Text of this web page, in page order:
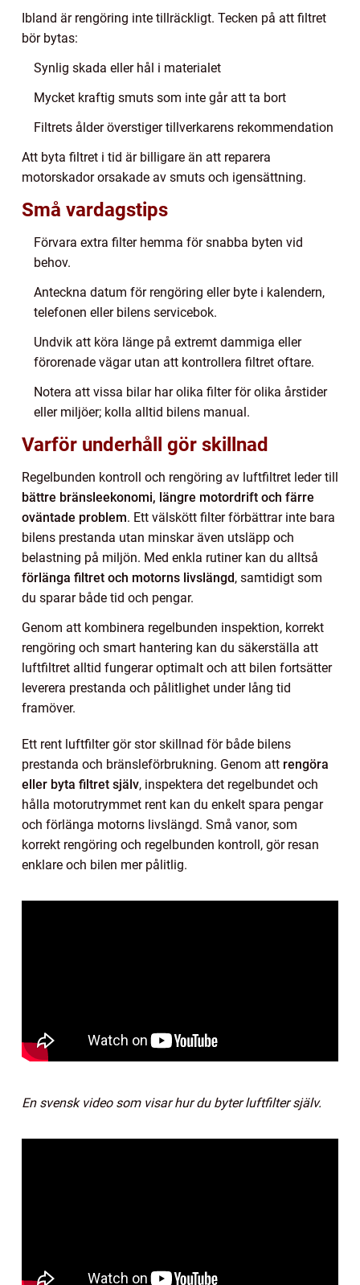
Ibland är rengöring inte tillräckligt. Tecken på att filtret
bör bytas:
Synlig skada eller hål i materialet
Mycket kraftig smuts som inte går att ta bort
Filtrets ålder överstiger tillverkarens rekommendation
Att byta filtret i tid är billigare än att reparera
motorskador orsakade av smuts och igensättning.
Små vardagstips
Förvara extra filter hemma för snabba byten vid
behov.
Anteckna datum för rengöring eller byte i kalendern,
telefonen eller bilens servicebok.
Undvik att köra länge på extremt dammiga eller
förorenade vägar utan att kontrollera filtret oftare.
Notera att vissa bilar har olika filter för olika årstider
eller miljöer; kolla alltid bilens manual.
Varför underhåll gör skillnad
Regelbunden kontroll och rengöring av luftfiltret leder till
bättre bränsleekonomi, längre motordrift och färre
oväntade problem. Ett välskött filter förbättrar inte bara
bilens prestanda utan minskar även utsläpp och
belastning på miljön. Med enkla rutiner kan du alltså
förlänga filtret och motorns livslängd, samtidigt som
du sparar både tid och pengar.
Genom att kombinera regelbunden inspektion, korrekt
rengöring och smart hantering kan du säkerställa att
luftfiltret alltid fungerar optimalt och att bilen fortsätter
leverera prestanda och pålitlighet under lång tid
framöver.
Ett rent luftfilter gör stor skillnad för både bilens
prestanda och bränsleförbrukning. Genom att rengöra
eller byta filtret själv, inspektera det regelbundet och
hålla motorutrymmet rent kan du enkelt spara pengar
och förlänga motorns livslängd. Små vanor, som
korrekt rengöring och regelbunden kontroll, gör resan
enklare och bilen mer pålitlig.
En svensk video som visar hur du byter luftfilter själv.